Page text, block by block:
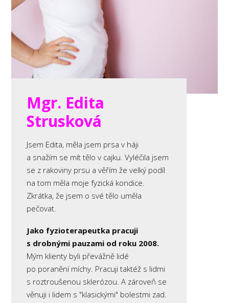
Mgr. Edita
Strusková
Jsem Edita, měla jsem prsa v háji
a snažím se mít tělo v cajku. Vyléčila jsem
se z rakoviny prsu a věřím že velký podíl
na tom měla moje fyzická kondice.
Zkrátka, že jsem o své tělo uměla
pečovat.
Jako fyzioterapeutka pracuji
s drobnými pauzami od roku 2008.
Mým klienty byli převážně lidé
po poranění míchy. Pracuji taktéž s lidmi
s roztroušenou sklerózou. A zároveň se
věnuji i lidem s "klasickými" bolestmi zad.